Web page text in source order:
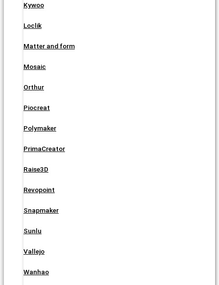
Kywoo
Loclik
Matter and form
Mosaic
Orthur
Piocreat
Polymaker
PrimaCreator
Raise3D
Revopoint
Snapmaker
Sunlu
Vallejo
Wanhao